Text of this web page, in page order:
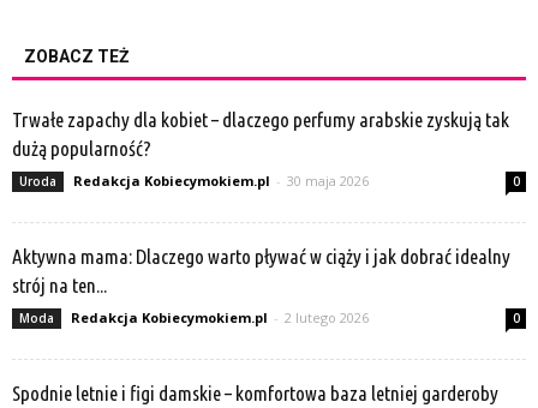
ZOBACZ TEŻ
Trwałe zapachy dla kobiet – dlaczego perfumy arabskie zyskują tak
dużą popularność?
Uroda Redakcja Kobiecymokiem.pl - 30 maja 2026 0
Aktywna mama: Dlaczego warto pływać w ciąży i jak dobrać idealny
strój na ten...
Moda Redakcja Kobiecymokiem.pl - 2 lutego 2026 0
Spodnie letnie i figi damskie – komfortowa baza letniej garderoby